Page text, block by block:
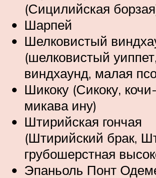
(Сицилийская
Шарпей
Шелковистый
(шелковистый
виндхаунд, малая
Шикоку (Сикоку,
микава ину)
Штирийская гончая
(Штирийский брак,
грубошерстная
Эпаньоль Понт